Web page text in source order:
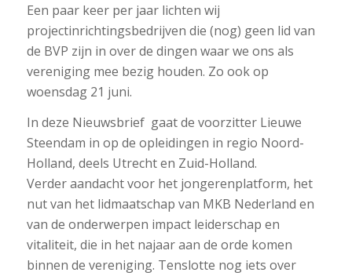
Een paar keer per jaar lichten wij
projectinrichtingsbedrijven die (nog) geen lid van
de BVP zijn in over de dingen waar we ons als
vereniging mee bezig houden. Zo ook op
woensdag 21 juni.
In deze Nieuwsbrief gaat de voorzitter Lieuwe
Steendam in op de opleidingen in regio Noord-
Holland, deels Utrecht en Zuid-Holland.
Verder aandacht voor het jongerenplatform, het
nut van het lidmaatschap van MKB Nederland en
van de onderwerpen impact leiderschap en
vitaliteit, die in het najaar aan de orde komen
binnen de vereniging. Tenslotte nog iets over